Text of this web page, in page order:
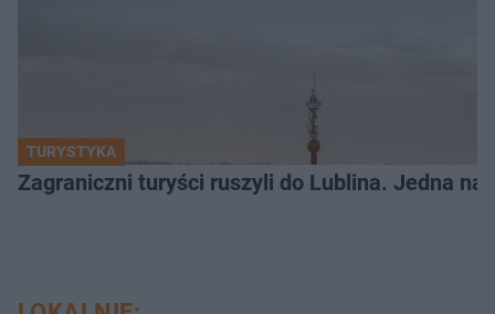
TURYSTYKA
Zagraniczni turyści ruszyli do Lublina. Jedna